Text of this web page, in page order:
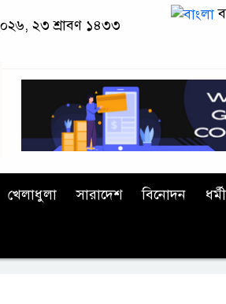
২৩ শ্রাবণ ১৪৩৩
খেলাধুলা সারাদেশ বিনোদন